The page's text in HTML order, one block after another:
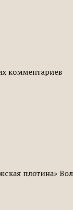
комментариев
плотина»